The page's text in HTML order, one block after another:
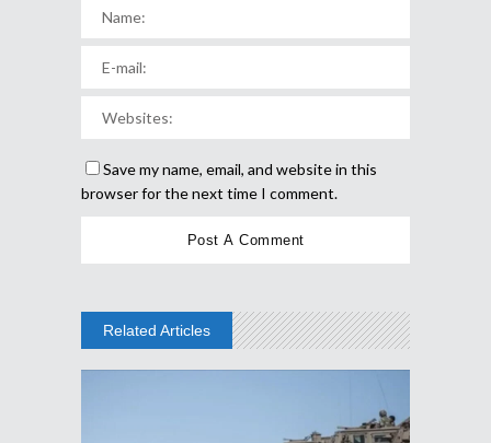
Save my name, email, and website in this
browser for the next time I comment.
Related Articles